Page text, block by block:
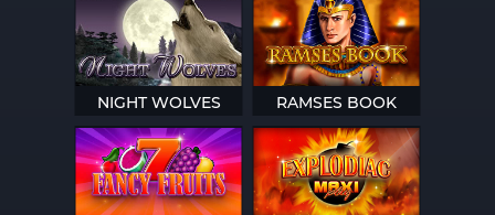
NIGHT WOLVES RAMSES BOOK